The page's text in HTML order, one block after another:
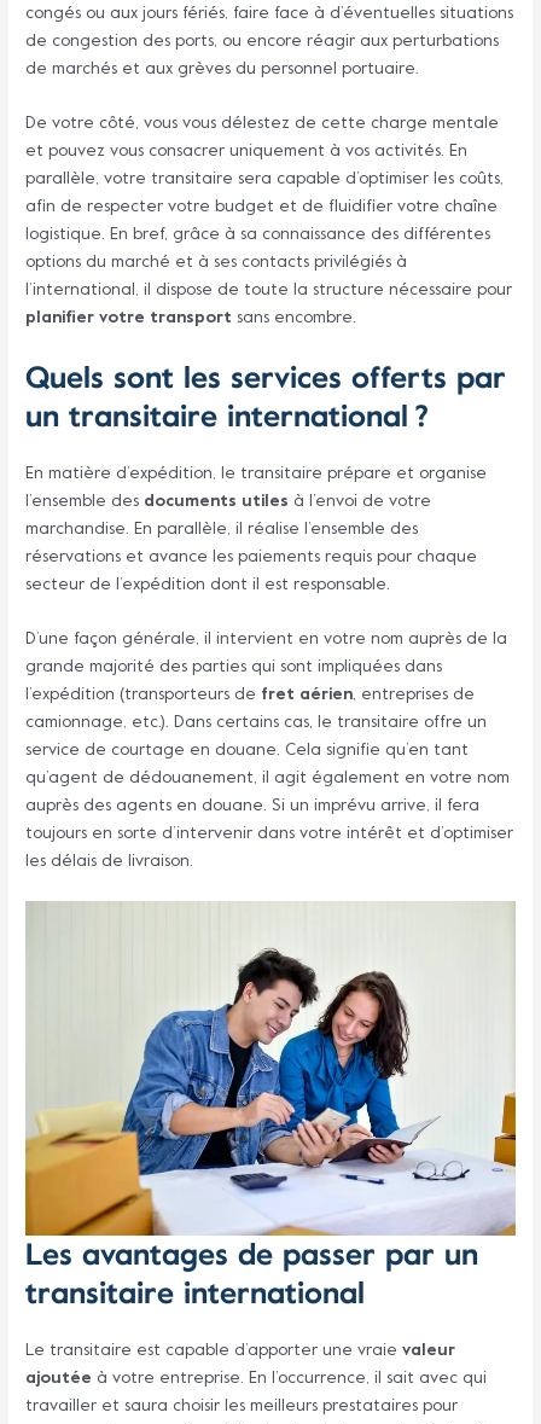
congés ou aux jours fériés, faire face à d’éventuelles situations
de congestion des ports, ou encore réagir aux perturbations
de marchés et aux grèves du personnel portuaire.
De votre côté, vous vous délestez de cette charge mentale
et pouvez vous consacrer uniquement à vos activités. En
parallèle, votre transitaire sera capable d’optimiser les coûts,
afin de respecter votre budget et de fluidifier votre chaîne
logistique. En bref, grâce à sa connaissance des différentes
options du marché et à ses contacts privilégiés à
l’international, il dispose de toute la structure nécessaire pour
planifier votre transport sans encombre.
Quels sont les services offerts par
un transitaire international ?
En matière d’expédition, le transitaire prépare et organise
l’ensemble des documents utiles à l’envoi de votre
marchandise. En parallèle, il réalise l’ensemble des
réservations et avance les paiements requis pour chaque
secteur de l’expédition dont il est responsable.
D’une façon générale, il intervient en votre nom auprès de la
grande majorité des parties qui sont impliquées dans
l’expédition (transporteurs de fret aérien , entreprises de
camionnage, etc.). Dans certains cas, le transitaire offre un
service de courtage en douane. Cela signifie qu’en tant
qu’agent de dédouanement, il agit également en votre nom
auprès des agents en douane. Si un imprévu arrive, il fera
toujours en sorte d’intervenir dans votre intérêt et d’optimiser
les délais de livraison.
Les avantages de passer par un
transitaire international
Le transitaire est capable d’apporter une vraievaleur
ajoutée à votre entreprise. En l’occurrence, il sait avec qui
travailler et saura choisir les meilleurs prestataires pour